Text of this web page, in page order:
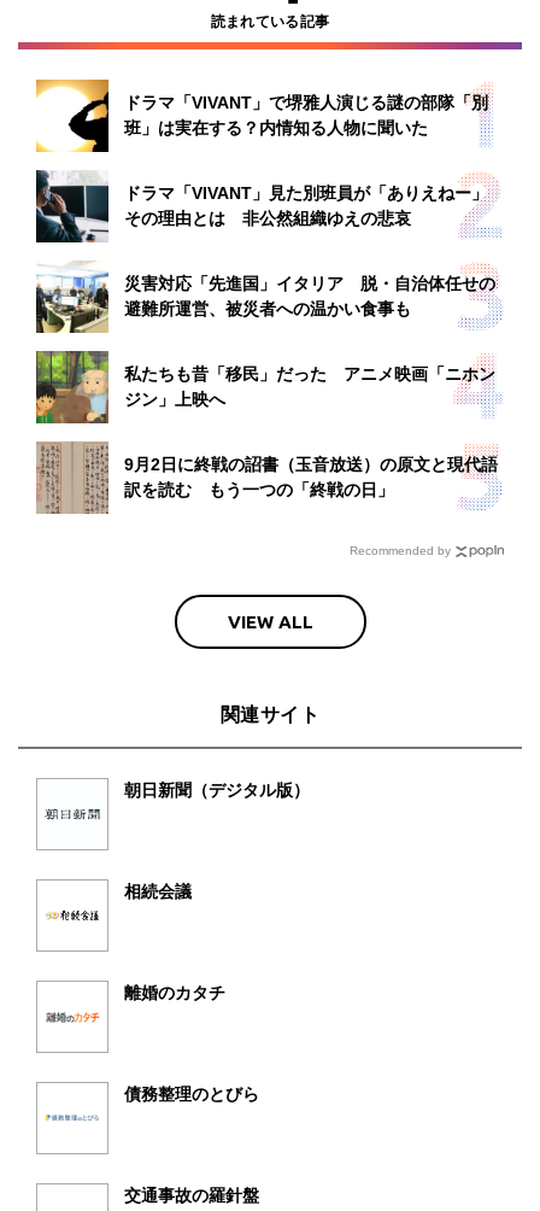
読まれている記事
ドラマ「VIVANT」で堺雅人演じる謎の部隊「別
班」は実在する？内情知る人物に聞いた
ドラマ「VIVANT」見た別班員が「ありえねー」
その理由とは 非公然組織ゆえの悲哀
災害対応「先進国」イタリア 脱・自治体任せの
避難所運営、被災者への温かい食事も
私たちも昔「移民」だった アニメ映画「ニホン
ジン」上映へ
9月2日に終戦の詔書（玉音放送）の原文と現代語
訳を読む もう一つの「終戦の日」
Recommended by
VIEW ALL
関連サイト
朝日新聞（デジタル版）
相続会議
離婚のカタチ
債務整理のとびら
交通事故の羅針盤